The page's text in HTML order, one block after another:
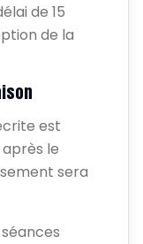
de 15
de la
est
le
sera